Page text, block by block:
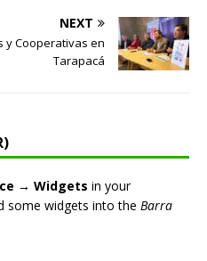
NEXT
y Cooperativas en
Tarapacá
→ Widgets in your
some widgets into the Barra